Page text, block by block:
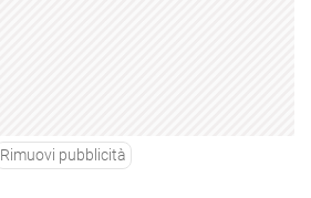
Rimuovi pubblicità